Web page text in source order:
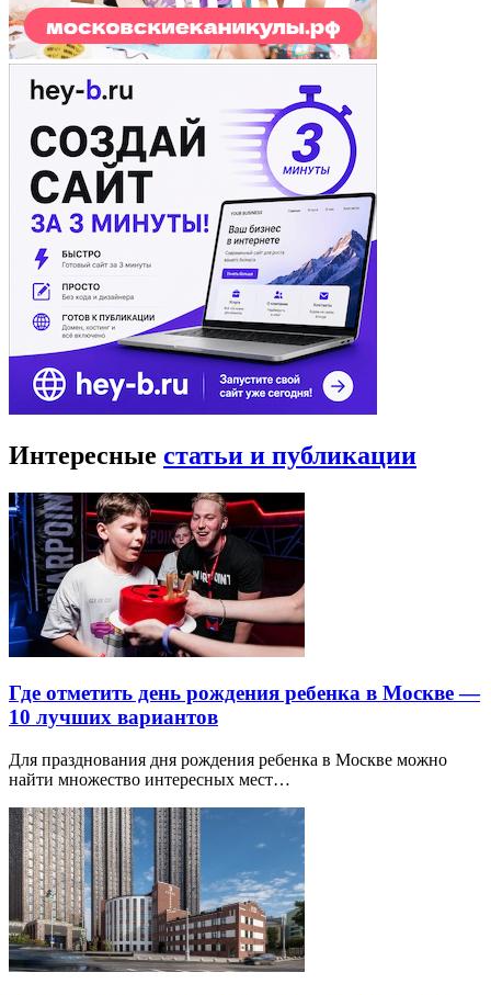
Интересные статьи и публикации
Где отметить день рождения ребенка в Москве —
10 лучших вариантов
Для празднования дня рождения ребенка в Москве можно
найти множество интересных мест…